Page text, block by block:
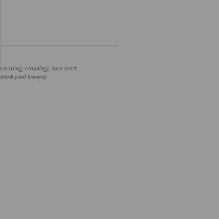
crawling), sunt strict
(vezi licența).